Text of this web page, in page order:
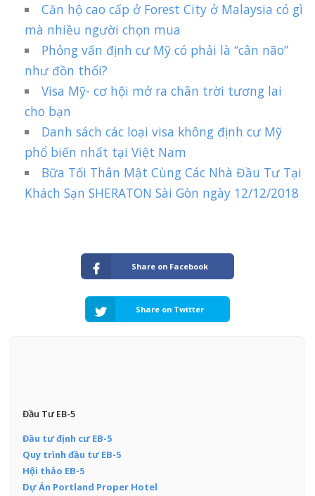
Căn hộ cao cấp ở Forest City ở Malaysia có gì
mà nhiều người chọn mua
Phỏng vấn định cư Mỹ có phải là “cân não”
như đồn thổi?
Visa Mỹ- cơ hội mở ra chân trời tương lai
cho bạn
Danh sách các loại visa không định cư Mỹ
phổ biến nhất tại Việt Nam
Bữa Tối Thân Mật Cùng Các Nhà Đầu Tư Tại
Khách Sạn SHERATON Sài Gòn ngày 12/12/2018
Share on Facebook
Share on Twitter
Đầu Tư EB-5
Đầu tư định cư EB-5
Quy trình đầu tư EB-5
Hội thảo EB-5
Dự Án Portland Proper Hotel